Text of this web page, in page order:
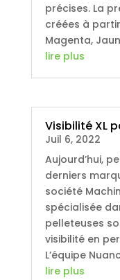
précises. La
créées à
Magenta,
lire plus
Visibilité XL
Juil 6, 2022
Aujourd’hui,
derniers
société
spécialisée
pelleteuses
visibilité en
L’équipe
lire plus